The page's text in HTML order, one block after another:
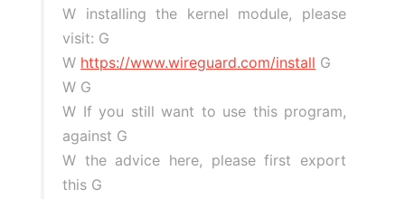
W installing the kernel module, please
visit: G
W https://www.wireguard.com/install G
W G
W If you still want to use this program,
against G
W the advice here, please first export
this G